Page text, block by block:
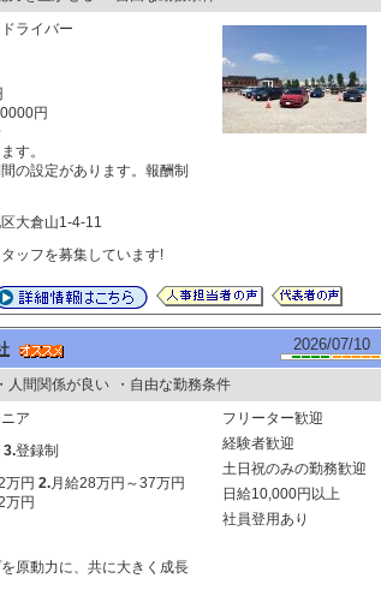
ライバー
円
す。
の設定があります。報酬制
大倉山1-4-11
ッフを募集しています!
2026/07/10
・人間関係が良い
・自由な勤務条件
ア
3.登録制
万円 2.月給28万円～37万円
万円
原動力に、共に大きく成長
フリーター歓迎
経験者歓迎
土日祝のみの勤務歓迎
日給10,000円以上
社員登用あり